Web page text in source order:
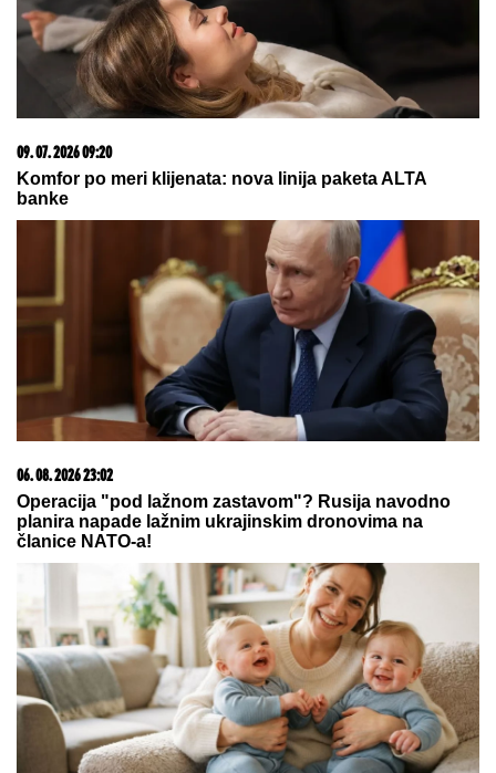
Letnje večeri u gradu više nisu rezervisane za vikend:
Zašto sve više ljudi bira večeru koja se spontano
pretvori u druženje
Većina građana izgubi novac pre nego što stigne na
letovanje - ovih 7 troškova skoro niko ne planira